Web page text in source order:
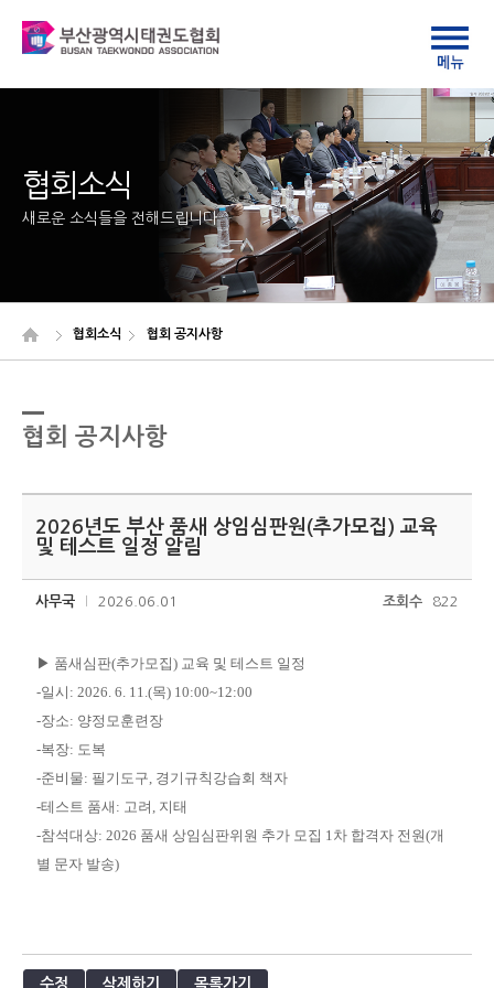
협회소식
새로운 소식들을 전해드립니다
협회소식 협회 공지사항
협회 공지사항
2026년도 부산 품새 상임심판원(추가모집) 교육
및 테스트 일정 알림
사무국 2026.06.01 조회수 822
▶ 품새심판(추가모집) 교육 및 테스트 일정
-일시: 2026. 6. 11.(목) 10:00~12:00
-장소: 양정모훈련장
-복장: 도복
-준비물: 필기도구, 경기규칙강습회 책자
-테스트 품새: 고려, 지태
-참석대상: 2026 품새 상임심판위원 추가 모집 1차 합격자 전원(개
별 문자 발송)
수정 삭제하기 목록가기